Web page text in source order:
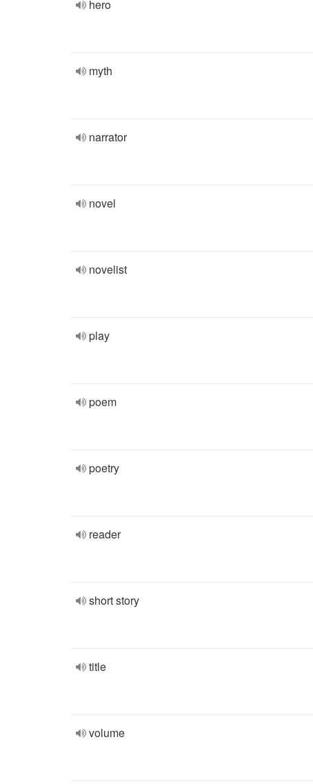
hero
myth
narrator
novel
novelist
play
poem
poetry
reader
short story
title
volume